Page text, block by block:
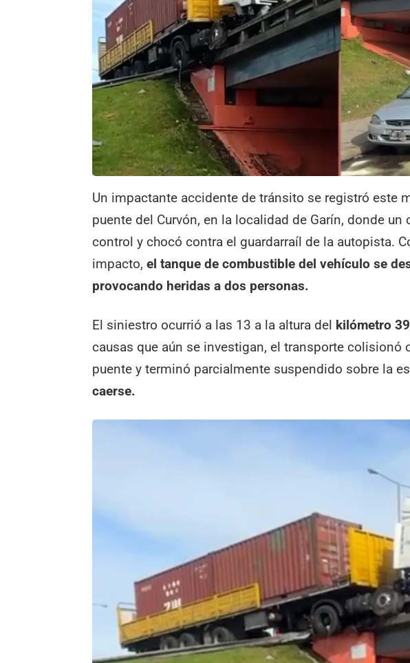
Un impactante accidente de tránsito se registró este
puente del Curvón, en la localidad de Garín, donde
control y chocó contra el guardarraíl de la autopista.
impacto,el tanque de combustible del vehículo se
provocando heridas a dos personas.
El siniestro ocurrió a las 13 a la altura del kilómetro
causas que aún se investigan, el transporte colisionó
puente y terminó parcialmente suspendido sobre la
caerse.